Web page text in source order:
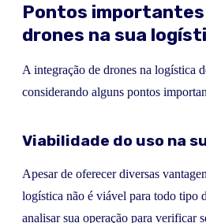
Pontos
drones na sua
A integração de drones na logística
considerando alguns pontos
Viabilidade do uso na
Apesar de oferecer diversas
logística não é viável para todo tipo
analisar sua operação para verificar